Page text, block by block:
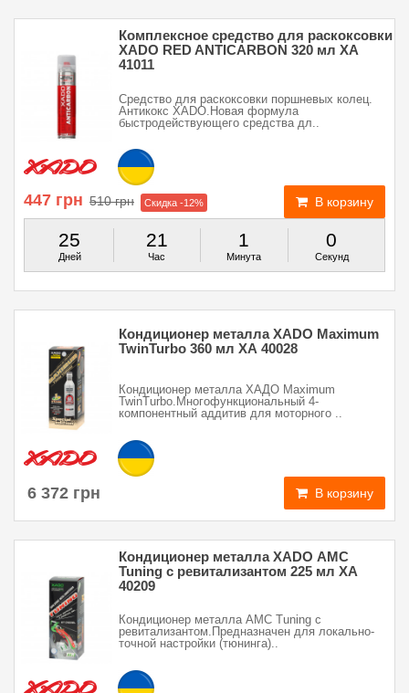
Комплексное средство для раскоксовки
XADO RED ANTICARBON 320 мл XA
41011
Средство для раскоксовки поршневых колец.
Антикокс XADO.Новая формула
быстродействующего средства дл..
447 грн 510 грн Скидка -12%
25
Дней
21
Час
0
Минут
59
Секунд
В корзину
Кондиционер металла XADO Maximum
TwinTurbo 360 мл ХА 40028
Кондиционер металла ХАДО Maximum
TwinTurbo.Многофункциональный 4-
компонентный аддитив для моторного ..
6 372 грн В корзину
Кондиционер металла XADO АМС
Tuning с ревитализантом 225 мл XA
40209
Кондиционер металла АМС Tuning с
ревитализантом.Предназначен для локально-
точной настройки (тюнинга)..